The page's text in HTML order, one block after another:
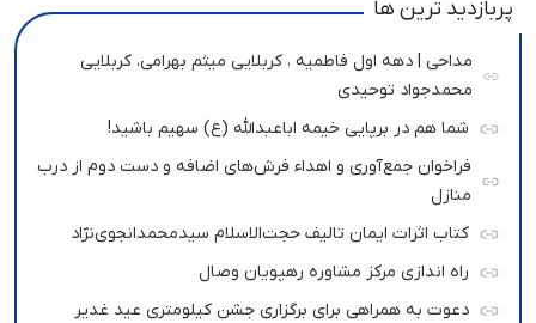
پربازدید ترین ها
مداحی | دهه اول فاطمیه ، کربلایی میثم بهرامی، کربلایی
محمدجواد توحیدی
شما هم در برپایی خیمه اباعبدالله (ع) سهیم باشید!
فراخوان جمع‌آوری و اهداء فرش‌های اضافه و دست دوم از درب
منازل
کتاب اثرات ایمان تالیف حجت‌الاسلام سیدمحمدانجوی‌نژاد
راه اندازی مرکز مشاوره رهپویان وصال
دعوت به همراهی برای برگزاری جشن کیلومتری عید غدیر